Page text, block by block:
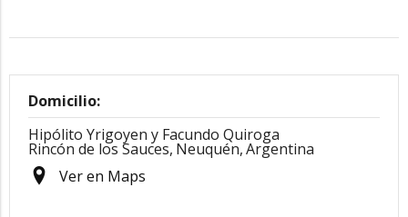
Domicilio:
Hipólito Yrigoyen y Facundo Quiroga
Rincón de los Sauces, Neuquén,Argentina
Ver en Maps